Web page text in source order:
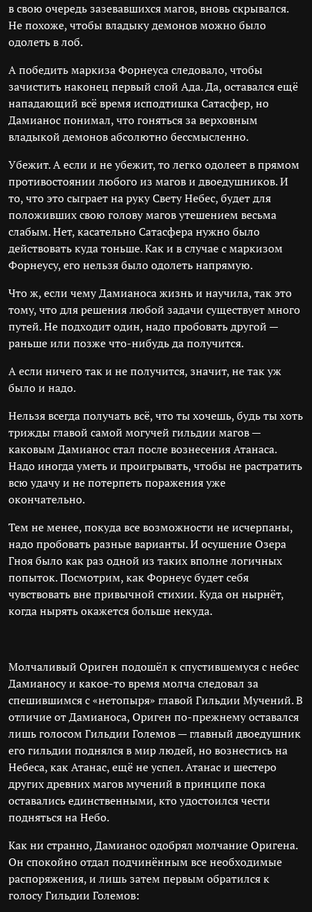
в свою очередь зазевавшихся магов, вновь скрывался.
Не похоже, чтобы владыку демонов можно было
одолеть в лоб.
А победить маркиза Форнеуса следовало, чтобы
зачистить наконец первый слой Ада. Да, оставался ещё
нападающий всё время исподтишка Сатасфер, но
Дамианос понимал, что гоняться за верховным
владыкой демонов абсолютно бессмысленно.
Убежит. А если и не убежит, то легко одолеет в прямом
противостоянии любого из магов и двоедушников. И
то, что это сыграет на руку Свету Небес, будет для
положивших свою голову магов утешением весьма
слабым. Нет, касательно Сатасфера нужно было
действовать куда тоньше. Как и в случае с маркизом
Форнеусу, его нельзя было одолеть напрямую.
Что ж, если чему Дамианоса жизнь и научила, так это
тому, что для решения любой задачи существует много
путей. Не подходит один, надо пробовать другой —
раньше или позже что-нибудь да получится.
А если ничего так и не получится, значит, не так уж
было и надо.
Нельзя всегда получать всё, что ты хочешь, будь ты хоть
трижды главой самой могучей гильдии магов —
каковым Дамианос стал после вознесения Атанаса.
Надо иногда уметь и проигрывать, чтобы не растратить
всю удачу и не потерпеть поражения уже
окончательно.
Тем не менее, покуда все возможности не исчерпаны,
надо пробовать разные варианты. И осушение Озера
Гноя было как раз одной из таких вполне логичных
попыток. Посмотрим, как Форнеус будет себя
чувствовать вне привычной стихии. Куда он нырнёт,
когда нырять окажется больше некуда.
Молчаливый Ориген подошёл к спустившемуся с небес
Дамианосу и какое-то время молча следовал за
спешившимся с «нетопыря» главой Гильдии Мучений. В
отличие от Дамианоса, Ориген по-прежнему оставался
лишь голосом Гильдии Големов — главный двоедушник
его гильдии поднялся в мир людей, но вознестись на
Небеса, как Атанас, ещё не успел. Атанас и шестеро
других древних магов мучений в принципе пока
оставались единственными, кто удостоился чести
подняться на Небо.
Как ни странно, Дамианос одобрял молчание Оригена.
Он спокойно отдал подчинённым все необходимые
распоряжения, и лишь затем первым обратился к
голосу Гильдии Големов: